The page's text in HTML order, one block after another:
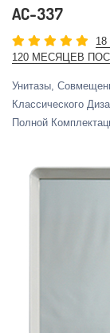
AC-337
120 МЕСЯЦЕВ
Унитазы,
Классического
Полной